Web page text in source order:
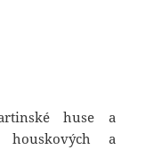
huse a
a